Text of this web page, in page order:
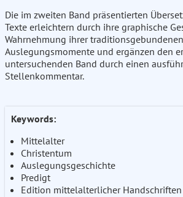
Die im zweiten Band präsentierten
Texte erleichtern durch ihre graphische
Wahrnehmung ihrer traditionsgebundenen
Auslegungsmomente und ergänzen den
untersuchenden Band durch einen
Stellenkommentar.
Keywords:
Mittelalter
Christentum
Auslegungsgeschichte
Predigt
Edition mittelalterlicher Handschriften